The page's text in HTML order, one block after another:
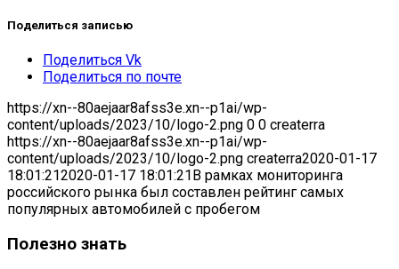
Поделиться записью
Поделиться Vk
Поделиться по почте
https://xn--80aejaar8afss3e.xn--p1ai/wp-
content/uploads/2023/10/logo-2.png 0 0 createrra
https://xn--80aejaar8afss3e.xn--p1ai/wp-
content/uploads/2023/10/logo-2.png createrra2020-01-17
18:01:212020-01-17 18:01:21 В рамках мониторинга
российского рынка был составлен рейтинг самых
популярных автомобилей с пробегом
Полезно знать